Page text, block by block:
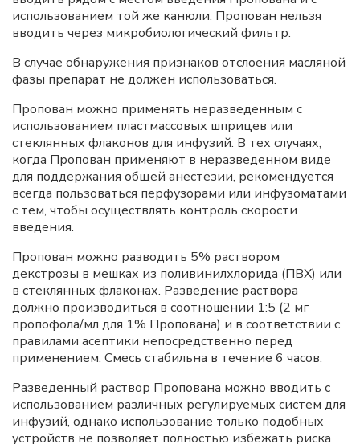
использованием той же канюли. Пропован нельзя
вводить через микробиологический фильтр.
В случае обнаружения признаков отслоения масляной
фазы препарат не должен использоваться.
Пропован можно применять неразведенным с
использованием пластмассовых шприцев или
стеклянных флаконов для инфузий. В тех случаях,
когда Пропован применяют в неразведенном виде
для поддержания общей анестезии, рекомендуется
всегда пользоваться перфузорами или инфузоматами
с тем, чтобы осуществлять контроль скорости
введения.
Пропован можно разводить 5% раствором
декстрозы в мешках из поливинилхлорида (ПВХ) или
в стеклянных флаконах. Разведение раствора
должно производиться в соотношении 1:5 (2 мг
пропофола/мл для 1% Пропована) и в соответствии с
правилами асептики непосредственно перед
применением. Смесь стабильна в течение 6 часов.
Разведенный раствор Пропована можно вводить с
использованием различных регулируемых систем для
инфузий, однако использование только подобных
устройств не позволяет полностью избежать риска